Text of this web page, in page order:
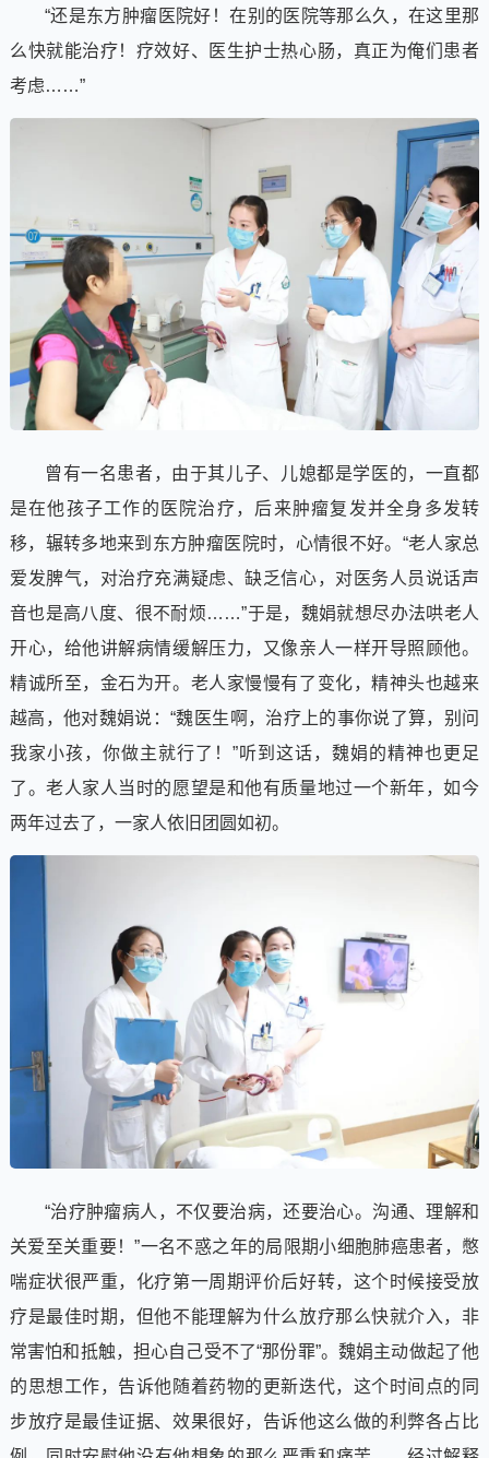
“还是东方肿瘤医院好！在别的医院等那么久，在这里那
么快就能治疗！疗效好、医生护士热心肠，真正为俺们患者
考虑……”
曾有一名患者，由于其儿子、儿媳都是学医的，一直都
是在他孩子工作的医院治疗，后来肿瘤复发并全身多发转
移，辗转多地来到东方肿瘤医院时，心情很不好。“老人家总
爱发脾气，对治疗充满疑虑、缺乏信心，对医务人员说话声
音也是高八度、很不耐烦……”于是，魏娟就想尽办法哄老人
开心，给他讲解病情缓解压力，又像亲人一样开导照顾他。
精诚所至，金石为开。老人家慢慢有了变化，精神头也越来
越高，他对魏娟说：“魏医生啊，治疗上的事你说了算，别问
我家小孩，你做主就行了！”听到这话，魏娟的精神也更足
了。老人家人当时的愿望是和他有质量地过一个新年，如今
两年过去了，一家人依旧团圆如初。
“治疗肿瘤病人，不仅要治病，还要治心。沟通、理解和
关爱至关重要！”一名不惑之年的局限期小细胞肺癌患者，憋
喘症状很严重，化疗第一周期评价后好转，这个时候接受放
疗是最佳时期，但他不能理解为什么放疗那么快就介入，非
常害怕和抵触，担心自己受不了“那份罪”。魏娟主动做起了他
的思想工作，告诉他随着药物的更新迭代，这个时间点的同
步放疗是最佳证据、效果很好，告诉他这么做的利弊各占比